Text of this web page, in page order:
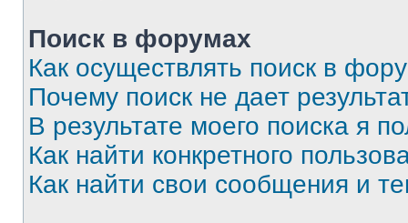
Поиск в форумах
Как осуществлять поиск в
Почему поиск не дает
В результате моего поиска я
Как найти конкретного
Как найти свои сообщения и